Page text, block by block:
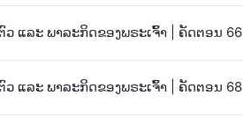
ແລະ ພາລະກິດຂອງພຣະເຈົ້າ | ຄັດຕອນ 66
ແລະ ພາລະກິດຂອງພຣະເຈົ້າ | ຄັດຕອນ 68